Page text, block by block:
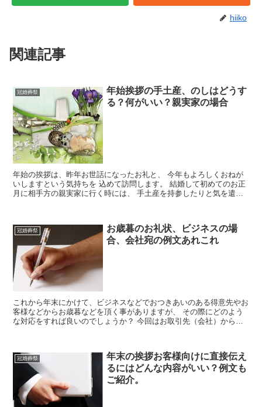
hiiko
関連記事
冠婚葬祭
年始挨拶の手土産、のしはどうす
る？何がいい？親実家の場合
年始の挨拶は、昨年お世話になったお礼と、 今年もよろしくおねが
いしますという気持ちを 込めて訪問します。 結婚して初めてのお正
月に相手方の親実家に行く時には、 手土産を持参したりと気を遣い
冠婚葬祭
お歳暮のお礼状、ビジネスの場
合、会社宛の例文あれこれ
これから年末にかけて、ビジネスなどでおつきあいのある得意先やお
客様などからお歳暮などを頂く事がありますが、 その際にどのよう
な対応をすれば良いのでしょうか？ 今回はお取引先（会社）からお
冠婚葬祭
年末の挨拶お客様向けに直接伝え
るにはどんな内容がいい？例文も
ご紹介。